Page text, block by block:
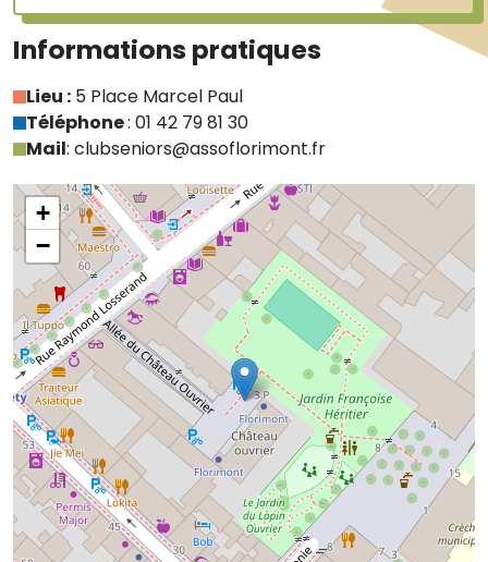
Informations pratiques
Lieu : 5 Place Marcel Paul
Téléphone: 01 42 79 81 30
Mail: clubseniors@assoflorimont.fr
+
−